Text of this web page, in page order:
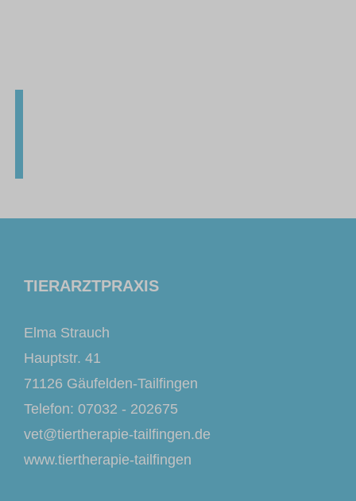
TIERARZTPRAXIS
Elma Strauch
Hauptstr. 41
71126 Gäufelden-Tailfingen
Telefon: 07032 - 202675
vet@tiertherapie-tailfingen.de
www.tiertherapie-tailfingen